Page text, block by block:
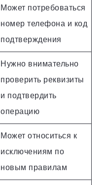
Может потребоваться
номер телефона и код
подтверждения
Нужно внимательно
проверить реквизиты
и подтвердить
операцию
Может относиться к
исключениям по
новым правилам